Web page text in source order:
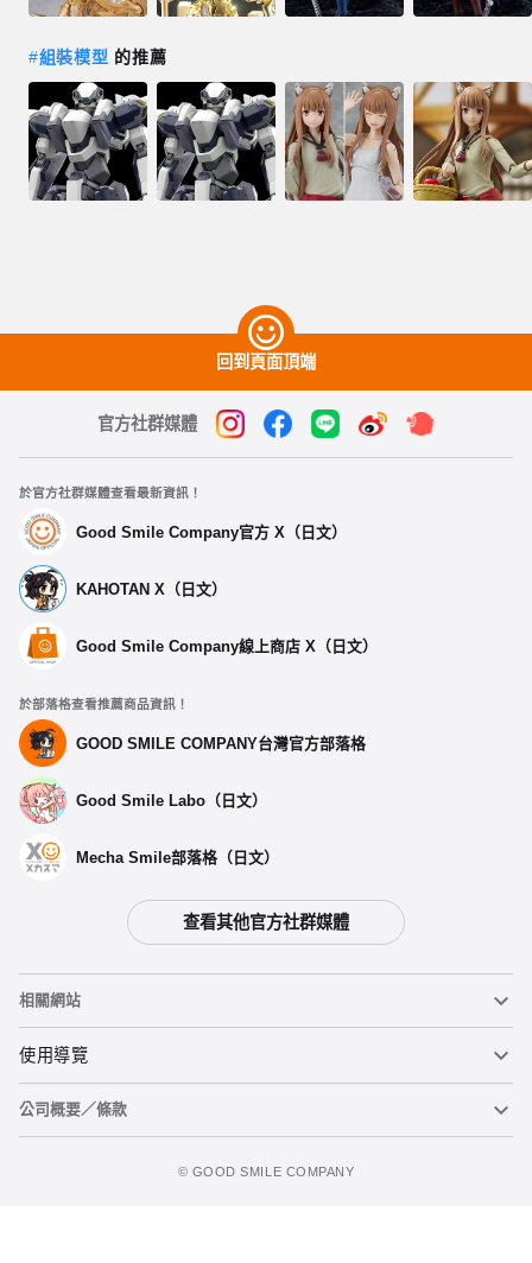
#組裝模型 的推薦
回到頁面頂端
官方社群媒體
於官方社群媒體查看最新資訊！
Good Smile Company官方 X（日文）
KAHOTAN X（日文）
Good Smile Company線上商店 X（日文）
於部落格查看推薦商品資訊！
GOOD SMILE COMPANY台灣官方部落格
Good Smile Labo（日文）
Mecha Smile部落格（日文）
查看其他官方社群媒體
相關網站
黏土人
黏土人臉部製造機（英文）
使用導覽
重要公告
公司概要／條款
©️ GOOD SMILE COMPANY